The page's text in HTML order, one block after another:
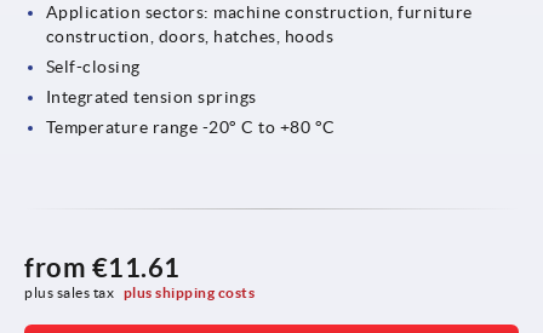
Application sectors: machine construction, furniture
construction, doors, hatches, hoods
Self-closing
Integrated tension springs
Temperature range -20° C to +80 °C
from €11.61
plus sales tax plus shipping costs